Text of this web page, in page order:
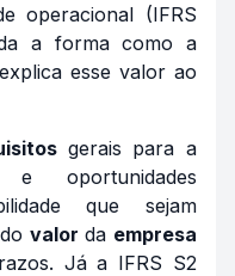
operacional (IFRS
a forma como a
esse valor ao
gerais para a
oportunidades
que sejam
valor da empresa
Já a IFRS S2